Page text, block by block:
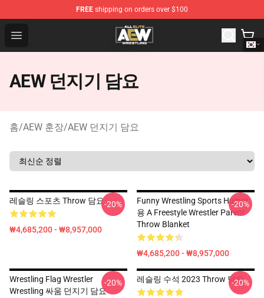
FREE shipping on orders over $100
Open menu
Aew Shop ⚡️ Official Aew Merchandise Store
AEW 던지기 담요
홈/AEW 훈장/AEW 던지기 담요
레슬링 스포츠 Throw 담요
₩4,685,200 - ₩8,957,000
-20%
Funny Wrestling Sports Humor
용 A Freestyle Wrestler Parent
Throw Blanket
₩4,685,200 - ₩8,957,000
-20%
Wrestling Flag Wrestler
Wrestling 싸움 던지기 담요
-20% 레슬링 수석 2023 Throw 담요
-20%